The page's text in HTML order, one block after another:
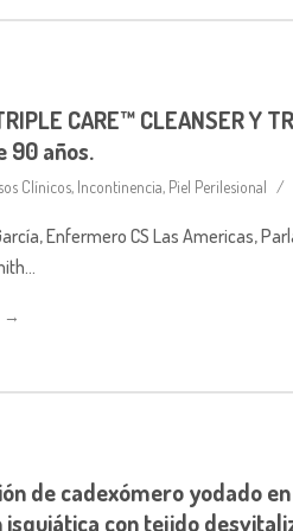
CARE™ CLEANSER Y
90 años.
Clínicos, Incontinencia, Piel Perilesional
Enfermero CS Las Americas,
→
de cadexómero yodado
con tejido